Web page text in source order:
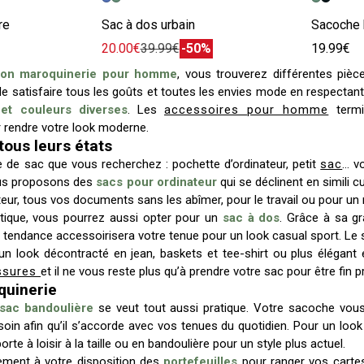
Sac à dos urbain
20.00€39.99€-50%
Sacoche
19.99€
maroquinerie pour homme, vous trouverez différentes
satisfaire tous les goûts et toutes les envies mode en
couleurs diverses. Lesaccessoires pour homme
votre look moderne.
leurs états
de sac que vous recherchez : pochette d’ordinateur, petitsac…
proposons des sacs pour ordinateurqui se déclinent en simili
tous vos documents sans les abîmer, pour le travail ou pour un
vous pourrez aussi opter pour un sac à dos. Grâce à sa
accessoirisera votre tenue pour un look casual sport.
look décontracté en jean, baskets et tee-shirt ou plus
et il ne vous reste plus qu’à prendre votre sac pour être fin
sac bandoulière se veut tout aussi pratique. Votre sacoche
afin qu’il s’accorde avec vos tenues du quotidien. Pour un
à loisir à la taille ou en bandoulière pour un style plus actuel.